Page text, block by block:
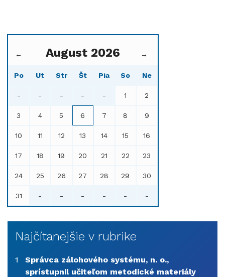
← August 2026 →
Po Ut Str Št Pia So Ne
- - - - - 1 2
3 4 5 6 7 8 9
10 11 12 13 14 15 16
17 18 19 20 21 22 23
24 25 26 27 28 29 30
31 - - - - - -
Najčítanejšie v rubrike
1
Správca zálohového systému, n. o.,
sprístupnil učiteľom metodické materiály